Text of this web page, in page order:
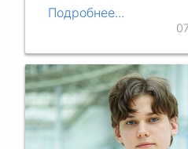
студентов-медиков и
врачей «Пульс
Этнографическом
Подробнее...